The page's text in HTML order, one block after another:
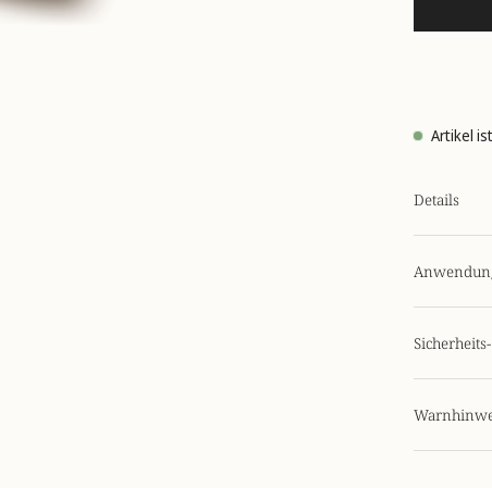
Artikel
Details